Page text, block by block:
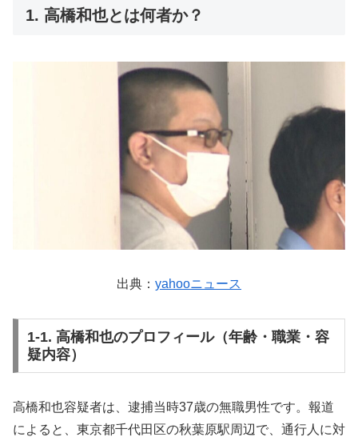
1. 高橋和也とは何者か？
出典： yahooニュース
1-1. 高橋和也のプロフィール（年齢・職業・容
疑内容）
高橋和也容疑者は、逮捕当時37歳の無職男性です。報道
によると、東京都千代田区の秋葉原駅周辺で、通行人に対